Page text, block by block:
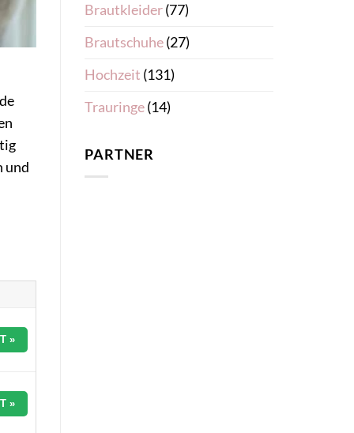
und
»
»
Brautkleider(77)
Brautschuhe(27)
Hochzeit (131)
Trauringe(14)
PARTNER